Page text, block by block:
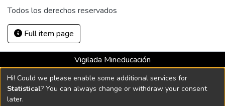
Todos los derechos reservados
Full item page
Vigilada Mineducación
Universidad con Acreditación Institucional hasta 2026 -
Resolución MEN 2158 de 2018
Hi! Could we please enable some additional services for
Statistical? You can always change or withdraw your consent
later.